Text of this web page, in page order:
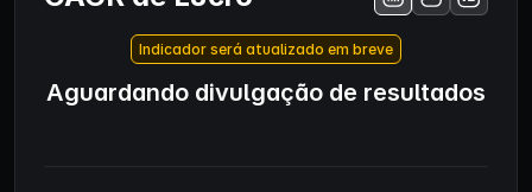
Indicador será atualizado em breve
Aguardando divulgação de resultados